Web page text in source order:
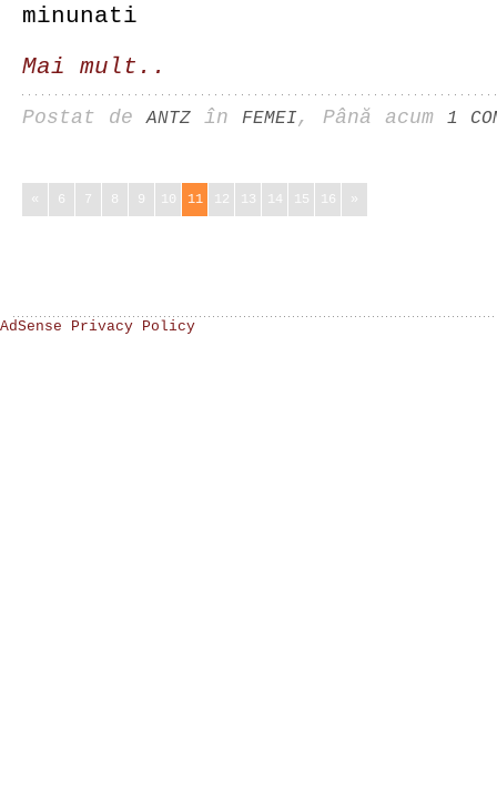
minunati
Mai mult..
Postat deANTZ în FEMEI, Până acum 1
« 6 7 8 9 10 11 12 13 14 15 16 »
AdSense Privacy Policy